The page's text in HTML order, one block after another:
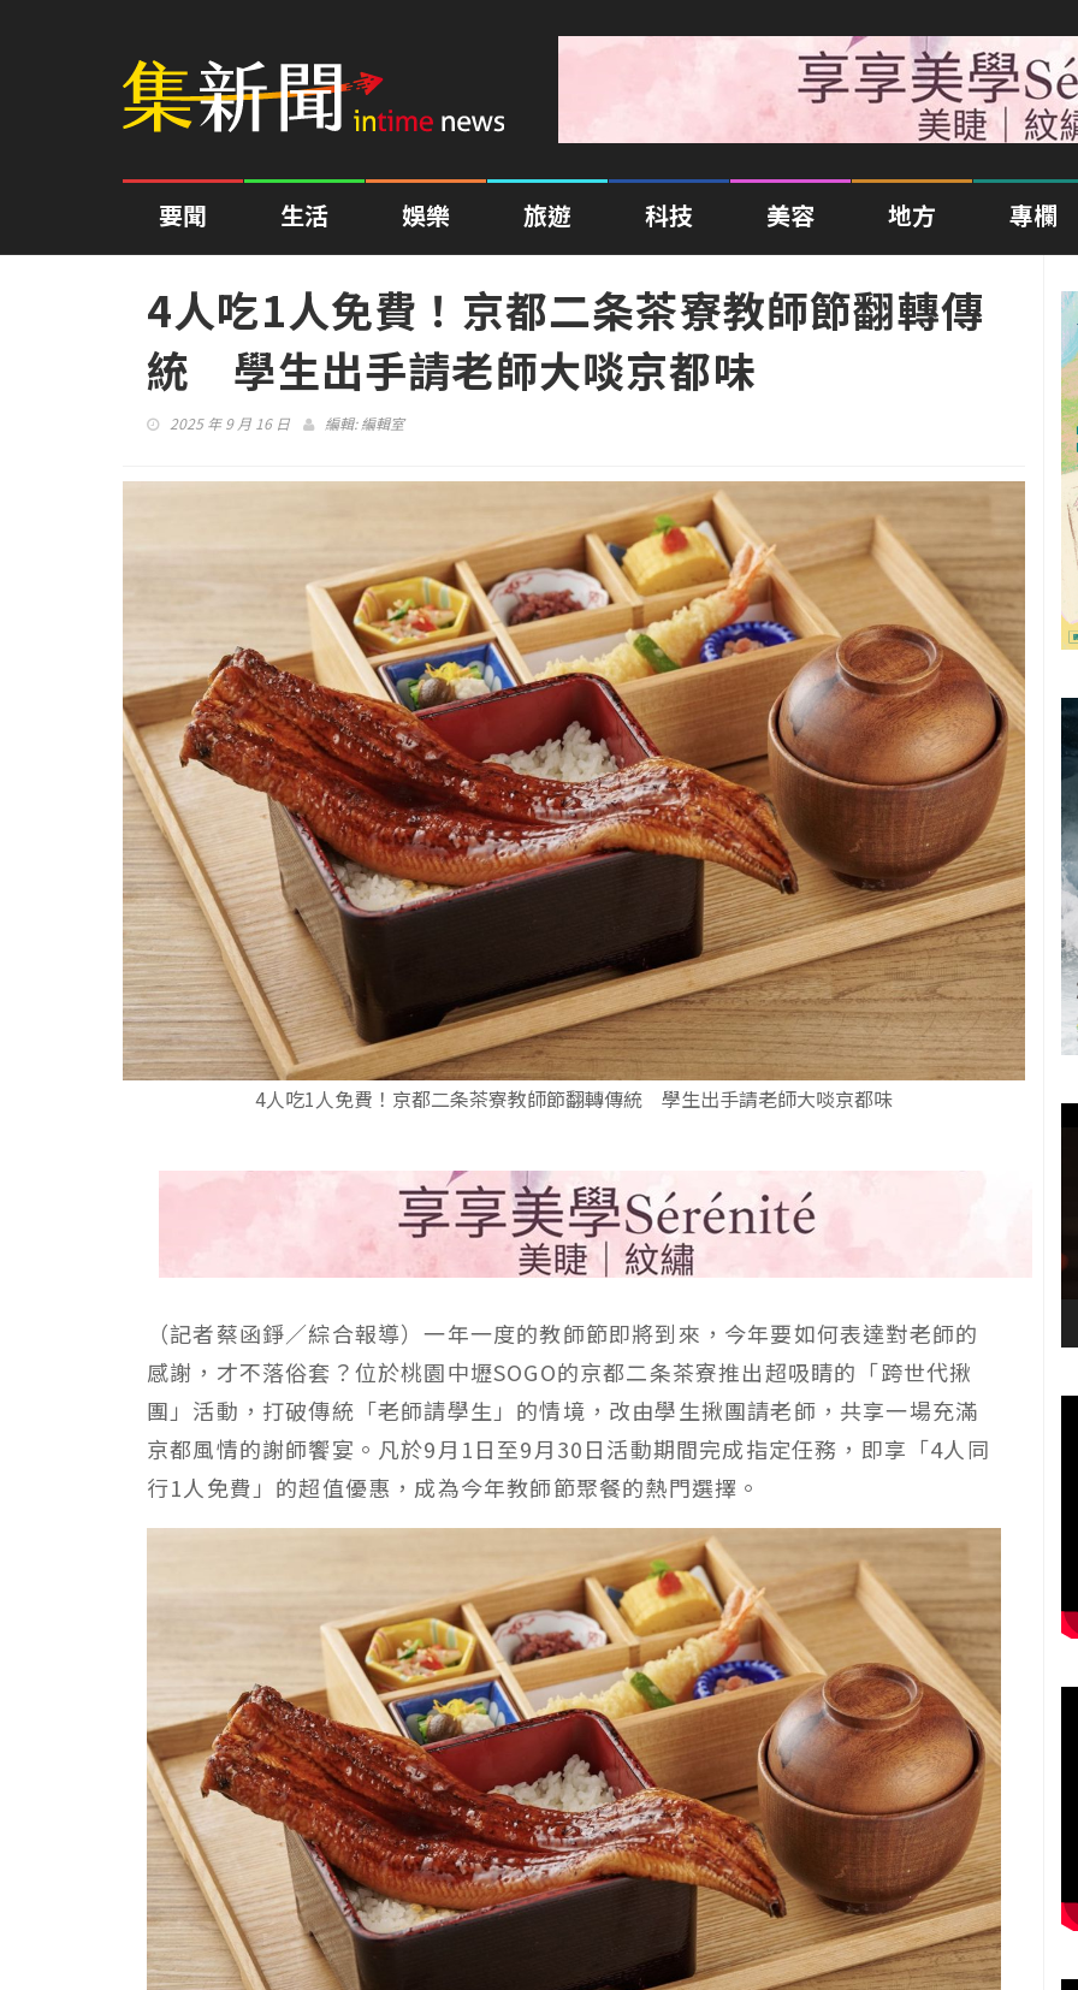
要聞 生活 娛樂 旅遊 科技 美容 地方 專欄
4人吃1人免費！京都二条茶寮教師節翻轉傳
統 學生出手請老師大啖京都味
2025 年 9 月 16 日 編輯:編輯室
4人吃1人免費！京都二条茶寮教師節翻轉傳統 學生出手請老師大啖京都味
（記者蔡函錚／綜合報導）一年一度的教師節即將到來，今年要如何表達對老師的
感謝，才不落俗套？位於桃園中壢SOGO的京都二条茶寮推出超吸睛的「跨世代揪
團」活動，打破傳統「老師請學生」的情境，改由學生揪團請老師，共享一場充滿
京都風情的謝師饗宴。凡於9月1日至9月30日活動期間完成指定任務，即享「4人同
行1人免費」的超值優惠，成為今年教師節聚餐的熱門選擇。